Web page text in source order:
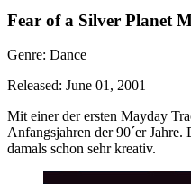
Fear of a Silver Planet
Genre: Dance
Released: June 01, 2001
Mit einer der ersten Mayday
Anfangsjahren der 90´er Jahre.
damals schon sehr kreativ.